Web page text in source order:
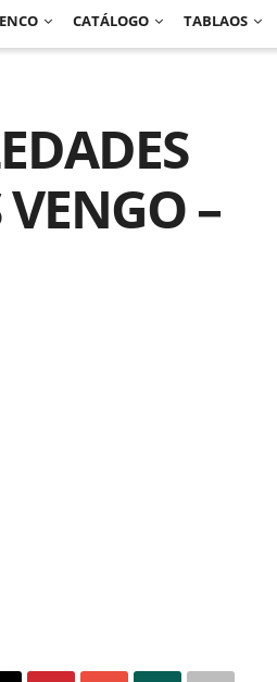
CATÁLOGO TABLAOS
–